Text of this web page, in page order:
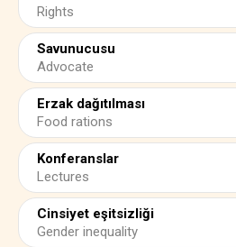
Rights
Savunucusu
Advocate
Erzak dağıtılması
Food rations
Konferanslar
Lectures
Cinsiyet eşitsizliği
Gender inequality